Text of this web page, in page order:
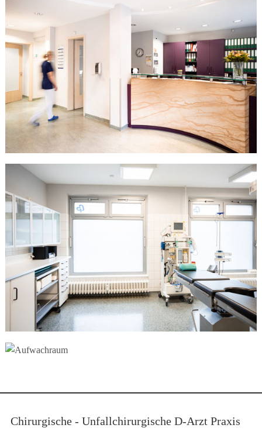
Chirurgische - Unfallchirurgische D-Arzt Praxis